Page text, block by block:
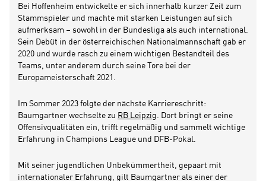
Bei Hoffenheim entwickelte er sich innerhalb kurzer Zeit zum
Stammspieler und machte mit starken Leistungen auf sich
aufmerksam – sowohl in der Bundesliga als auch international.
Sein Debüt in der österreichischen Nationalmannschaft gab er
2020 und wurde rasch zu einem wichtigen Bestandteil des
Teams, unter anderem durch seine Tore bei der
Europameisterschaft 2021.
Im Sommer 2023 folgte der nächste Karriereschritt:
Baumgartner wechselte zu RB Leipzig . Dort bringt er seine
Offensivqualitäten ein, trifft regelmäßig und sammelt wichtige
Erfahrung in Champions League und DFB-Pokal.
Mit seiner jugendlichen Unbekümmertheit, gepaart mit
internationaler Erfahrung, gilt Baumgartner als einer der